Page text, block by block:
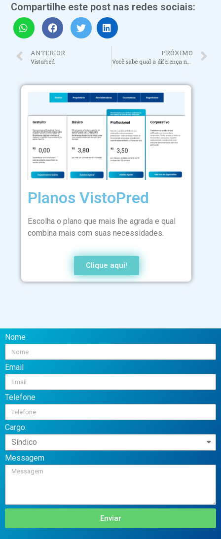
Compartilhe este post nas redes sociais:
ANTERIOR
VistoPred
PRÓXIMO
Planos VistoPred
Escolha o plano que mais lhe agrada e qual
combina mais com suas necessidades.
Clique aqui!
Nome
Email
Telefone
Cargo:
Messagem
Enviar